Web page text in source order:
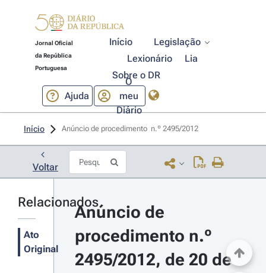
Jornal Oficial
da República
Portuguesa
Início
Legislação
Lexionário
Lia
Sobre o DR
Ajuda
O
meu
Diário
Início Anúncio de procedimento  n.º 2495/2012
Voltar
Relacionados
Ato
Original
Anúncio de
procedimento n.º
2495/2012, de 20 de